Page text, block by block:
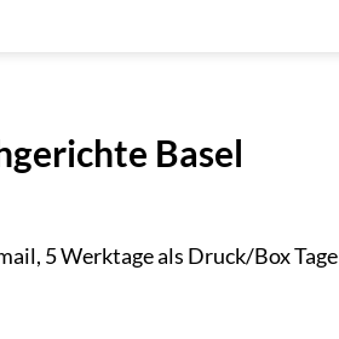
Basel
5 Werktage als Druck/Box Tage